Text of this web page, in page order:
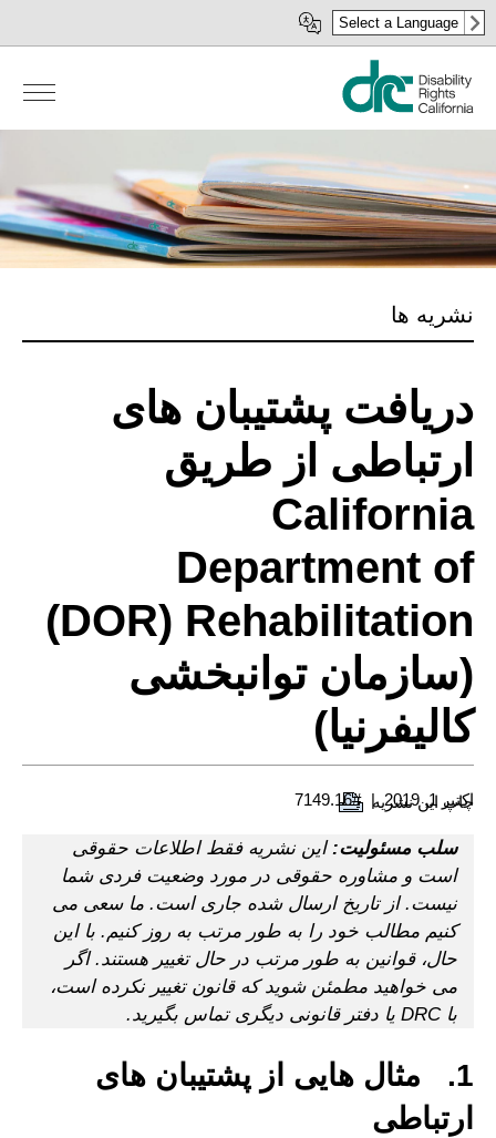
رفتن
به
محتوای
اصلی
Select a Language
نشریه ها
دریافت پشتیبان های
ارتباطی از طریق
California
Department of
Rehabilitation ‏(DOR)
(سازمان توانبخشی
کالیفرنیا)
اکتبر 1, 2019 #7149.16 چاپ این نشریه
سلب مسئولیت:این نشریه فقط اطلاعات حقوقی
است و مشاوره حقوقی در مورد وضعیت فردی شما
نیست. از تاریخ ارسال شده جاری است. ما سعی می
کنیم مطالب خود را به طور مرتب به روز کنیم. با این
حال، قوانین به طور مرتب در حال تغییر هستند. اگر
می خواهید مطمئن شوید که قانون تغییر نکرده است،
با DRC یا دفتر قانونی دیگری تماس بگیرید.
1. مثال هایی از پشتیبان های
ارتباطی